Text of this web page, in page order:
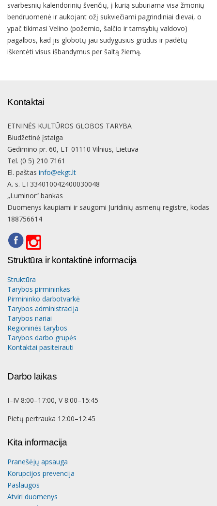
svarbesnių kalendorinių švenčių, į kurią suburiama visa žmonių
bendruomenė ir aukojant ožį sukviečiami pagrindiniai dievai, o
ypač tikimasi Velino (požemio, šalčio ir tamsybių valdovo)
pagalbos, kad jis globotų jau sudygusius grūdus ir padėtų
iškentėti visus išbandymus per šaltą žiemą.
Kontaktai
ETNINĖS KULTŪROS GLOBOS TARYBA
Biudžetinė įstaiga
Gedimino pr. 60, LT-01110 Vilnius, Lietuva
Tel. (0 5) 210 7161
El. paštas info@ekgt.lt
A. s. LT334010042400030048
„Luminor“ bankas
Duomenys kaupiami ir saugomi Juridinių asmenų registre, kodas
188756614
Struktūra ir kontaktinė informacija
Struktūra
Tarybos pirmininkas
Pirmininko darbotvarkė
Tarybos administracija
Tarybos nariai
Regioninės tarybos
Tarybos darbo grupės
Kontaktai pasiteirauti
Darbo laikas
I–IV 8:00–17:00, V 8:00–15:45
Pietų pertrauka 12:00–12:45
Kita informacija
Pranešėjų apsauga
Korupcijos prevencija
Paslaugos
Atviri duomenys